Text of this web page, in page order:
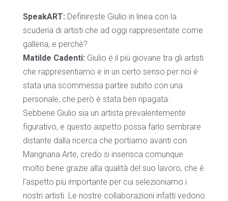
SpeakART: Definireste Giulio in linea con la
scuderia di artisti che ad oggi rappresentate come
galleria, e perchè?
Matilde Cadenti: Giulio è il più giovane tra gli artisti
che rappresentiamo e in un certo senso per noi è
stata una scommessa partire subito con una
personale, che però è stata ben ripagata.
Sebbene Giulio sia un artista prevalentemente
figurativo, e questo aspetto possa farlo sembrare
distante dalla ricerca che portiamo avanti con
Marignana Arte, credo si inserisca comunque
molto bene grazie alla qualità del suo lavoro, che è
l’aspetto più importante per cui selezioniamo i
nostri artisti. Le nostre collaborazioni infatti vedono